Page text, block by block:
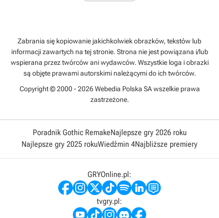
Zabrania się kopiowanie jakichkolwiek obrazków, tekstów lub
informacji zawartych na tej stronie. Strona nie jest powiązana i/lub
wspierana przez twórców ani wydawców. Wszystkie loga i obrazki
są objęte prawami autorskimi należącymi do ich twórców.
Copyright © 2000 - 2026 Webedia Polska SA wszelkie prawa
zastrzeżone.
Poradnik Gothic RemakeNajlepsze gry 2026 roku
Najlepsze gry 2025 rokuWiedźmin 4Najbliższe premiery
GRYOnline.pl:
tvgry.pl: